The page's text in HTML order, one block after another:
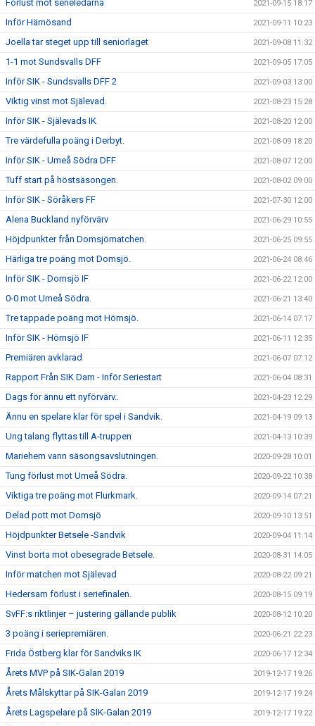
Förlust mot serieledarna 2021-09-15 18:17
Inför Härnösand 2021-09-11 10:23
Joella tar steget upp till seniorlaget 2021-09-08 11:32
1-1 mot Sundsvalls DFF 2021-09-05 17:05
Inför SIK - Sundsvalls DFF 2 2021-09-03 13:00
Viktig vinst mot Själevad. 2021-08-23 15:28
Inför SIK - Själevads IK 2021-08-20 12:00
Tre värdefulla poäng i Derbyt. 2021-08-09 18:20
Inför SIK - Umeå Södra DFF 2021-08-07 12:00
Tuff start på höstsäsongen. 2021-08-02 09:00
Inför SIK - Söråkers FF 2021-07-30 12:00
Alena Buckland nyförvärv 2021-06-29 10:55
Höjdpunkter från Domsjömatchen. 2021-06-25 09:55
Härliga tre poäng mot Domsjö. 2021-06-24 08:46
Inför SIK - Domsjö IF 2021-06-22 12:00
0-0 mot Umeå Södra. 2021-06-21 13:40
Tre tappade poäng mot Hörnsjö. 2021-06-14 07:17
Inför SIK - Hörnsjö IF 2021-06-11 12:35
Premiären avklarad 2021-06-07 07:12
Rapport Från SIK Dam - Inför Seriestart 2021-06-04 08:31
Dags för ännu ett nyförvärv.. 2021-04-23 12:29
Ännu en spelare klar för spel i Sandvik. 2021-04-19 09:13
Ung talang flyttas till A-truppen 2021-04-13 10:39
Mariehem vann säsongsavslutningen. 2020-09-28 10:01
Tung förlust mot Umeå Södra. 2020-09-22 10:38
Viktiga tre poäng mot Flurkmark. 2020-09-14 07:21
Delad pott mot Domsjö 2020-09-10 13:51
Höjdpunkter Betsele -Sandvik 2020-09-04 11:14
Vinst borta mot obesegrade Betsele. 2020-08-31 14:05
Inför matchen mot Själevad 2020-08-22 09:21
Hedersam förlust i seriefinalen. 2020-08-15 09:19
SvFF:s riktlinjer – justering gällande publik 2020-08-12 10:20
3 poäng i seriepremiären. 2020-06-21 22:23
Frida Östberg klar för Sandviks IK 2020-06-17 12:34
Årets MVP på SIK-Galan 2019 2019-12-17 19:26
Årets Målskyttar på SIK-Galan 2019 2019-12-17 19:24
Årets Lagspelare på SIK-Galan 2019 2019-12-17 19:22